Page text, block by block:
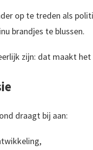
op te treden als
brandjes te blussen.
zijn: dat maakt
draagt bij aan: